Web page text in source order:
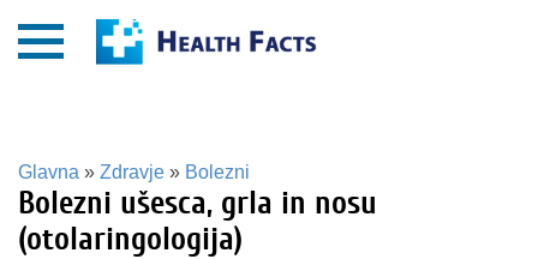
Glavna » Zdravje » Bolezni
Bolezni ušesca, grla in nosu
(otolaringologija)